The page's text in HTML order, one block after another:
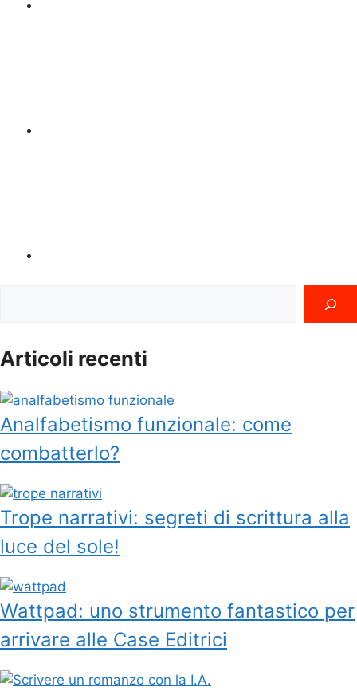
Articoli recenti
Analfabetismo funzionale: come
combatterlo?
Trope narrativi: segreti di scrittura alla
luce del sole!
Wattpad: uno strumento fantastico per
arrivare alle Case Editrici